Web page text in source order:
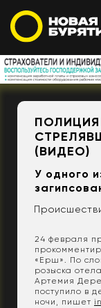
ПОЛИЦИЯ
(ВИДЕО)
У одного
24 февраля
«Ерш». По
розыска
Артемия
поступило в
ночи, пишет